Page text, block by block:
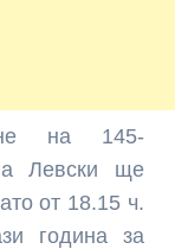
на 145-
Левски ще
от 18.15 ч.
година за